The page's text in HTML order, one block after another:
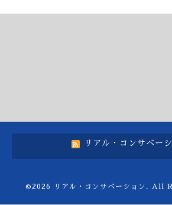
リアル・コンサベー
©2026 リアル・コンサベーション . All